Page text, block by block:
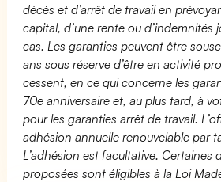
décès et d’arrêt de travail en
capital, d’une rente ou d’indemnités
cas. Les garanties peuvent être
ans sous réserve d’être en activité
cessent, en ce qui concerne les
70e anniversaire et, au plus tard, à
pour les garanties arrêt de travail.
adhésion annuelle renouvelable par
L’adhésion est facultative. Certaines
proposées sont éligibles à la Loi